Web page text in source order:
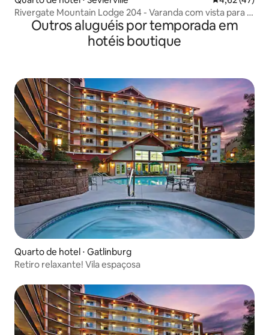
Rivergate Mountain Lodge 204 - Varanda com vista para o
rio na cidade
Outros aluguéis por temporada em
hotéis boutique
Quarto de hotel ⋅ Gatlinburg
Retiro relaxante! Vila espaçosa